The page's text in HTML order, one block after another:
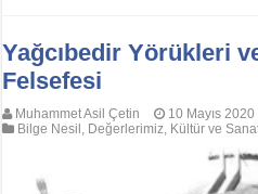
Yağcıbedir Yörükleri
Felsefesi
Muhammet Asil Çetin
10 Mayıs 2020
Bilge Nesil Değerlerimiz Kültür ve